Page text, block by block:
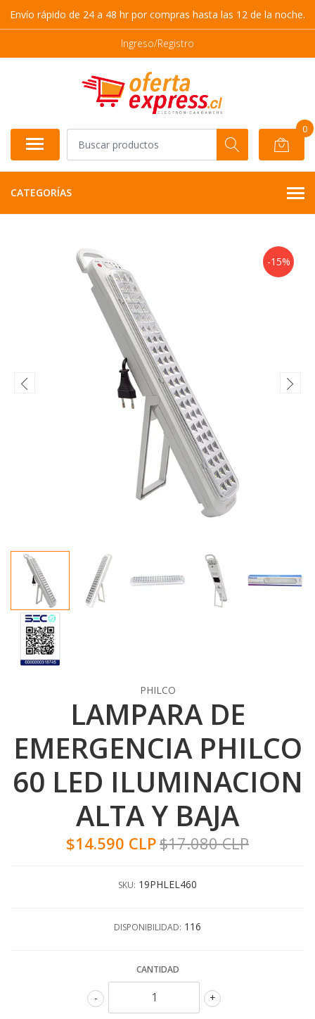
Envío rápido de 24 a 48 hr por compras hasta las 12 de la noche.
Ingreso/Registro
0
CATEGORÍAS
-15%
PHILCO
LAMPARA DE
EMERGENCIA PHILCO
60 LED ILUMINACION
ALTA Y BAJA
$14.590 CLP$17.080 CLP
SKU: 19PHLEL460
DISPONIBILIDAD: 116
CANTIDAD
+
-